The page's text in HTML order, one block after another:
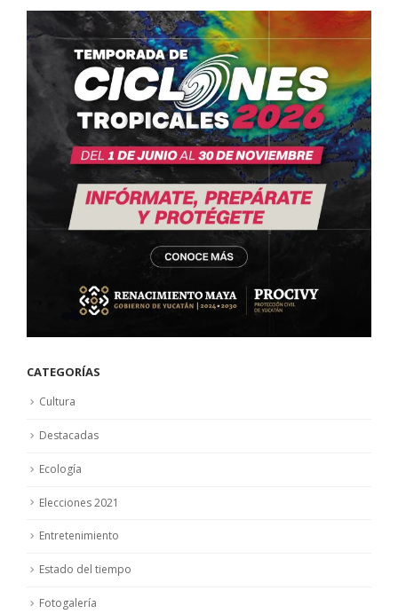
CATEGORÍAS
Cultura
Destacadas
Ecología
Elecciones 2021
Entretenimiento
Estado del tiempo
Fotogalería